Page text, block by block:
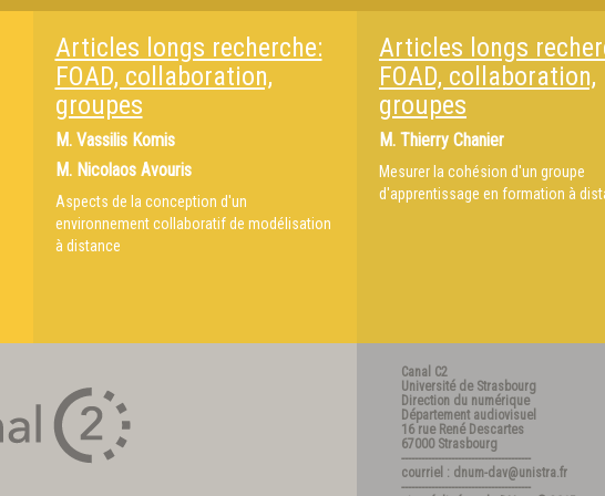
Articles longs recherche:
FOAD, collaboration,
groupes
M. Vassilis Komis
M. Nicolaos Avouris
Aspects de la conception d'un
environnement collaboratif de modélisation
à distance
Articles longs
FOAD, collaboration,
groupes
M. Thierry Chanier
Mesurer la cohésion d'un groupe
d'apprentissage en formation à
Canal C2
Université de Strasbourg
Direction du numérique
Département audiovisuel
16 rue René Descartes
67000 Strasbourg
---------------------------------------
courriel : dnum-dav@unistra.fr
---------------------------------------